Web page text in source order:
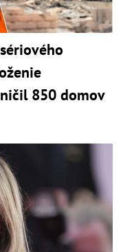
850 domov